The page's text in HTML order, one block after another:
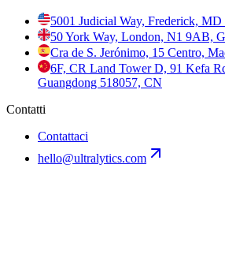
5001 Judicial Way, Frederick, MD
50 York Way, London, N1 9AB,
Cra de S. Jerónimo, 15 Centro,
6F, CR Land Tower D, 91 Kefa
Guangdong 518057, CN
Contatti
Contattaci
hello@ultralytics.com